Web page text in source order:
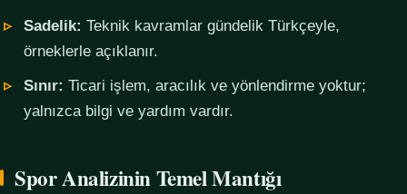
Sadelik: Teknik kavramlar gündelik Türkçeyle,
örneklerle açıklanır.
Sınır: Ticari işlem, aracılık ve yönlendirme yoktur;
yalnızca bilgi ve yardım vardır.
Spor Analizinin Temel Mantığı